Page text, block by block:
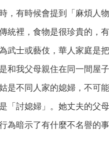
，有時候會提到「麻煩人
統裡，食物是很珍貴的，
武士或藝伎，華人家庭是
和我父母親住在同一間屋
是不同人家的媳婦，不可
「討媳婦」。她丈夫的父
為暗示了有什麼不名譽的